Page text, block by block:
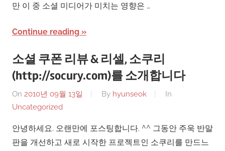
만 이 중 소셜 미디어가 미치는 영향은 …
Continue reading
소셜 쿠폰 리뷰 & 리셀, 소쿠리
(http://socury.com)를 소개합니다
On 2010년 09월 13일 By hyunseok
In
Uncategorized
안녕하세요. 오랜만에 포스팅합니다. ^^ 그동안 주욱 반말
판을 개선하고 새로 시작한 프로젝트인 소쿠리를 만드느